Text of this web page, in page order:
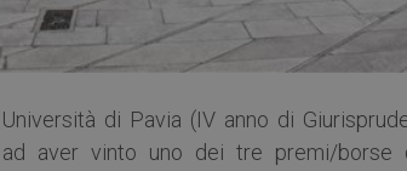
di Pavia (IV anno di
ad aver vinto uno dei tre premi/borse